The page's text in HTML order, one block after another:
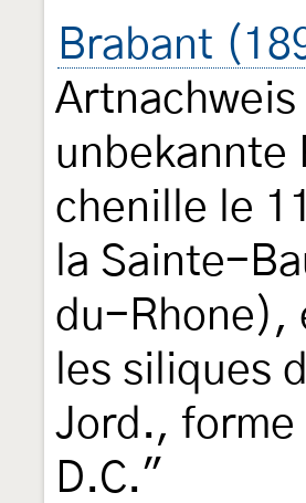
Brabant
unbekannte
chenille le
la Sainte-
du-Rhone),
les siliques
Jord.,
D.C."